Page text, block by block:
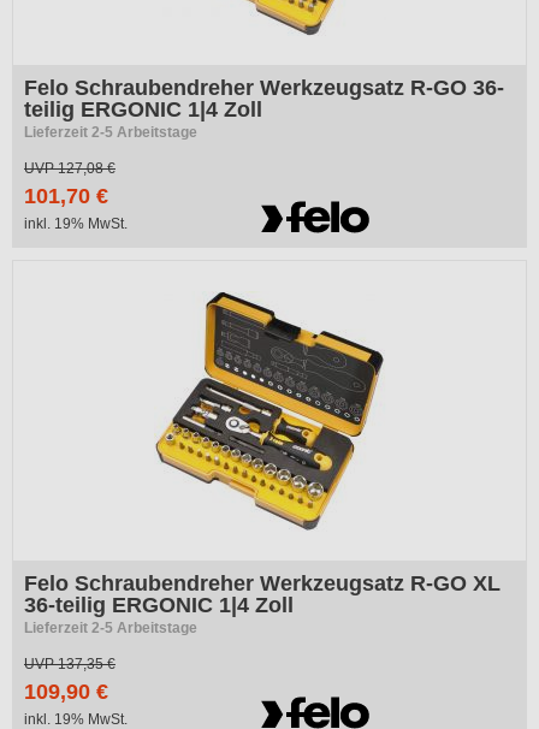
Felo Schraubendreher Werkzeugsatz R-GO 36-
teilig ERGONIC 1|4 Zoll
Lieferzeit 2-5 Arbeitstage
UVP127,08 €
101,70 €
inkl. 19% MwSt.
Felo Schraubendreher Werkzeugsatz R-GO XL
36-teilig ERGONIC 1|4 Zoll
Lieferzeit 2-5 Arbeitstage
UVP137,35 €
109,90 €
inkl. 19% MwSt.